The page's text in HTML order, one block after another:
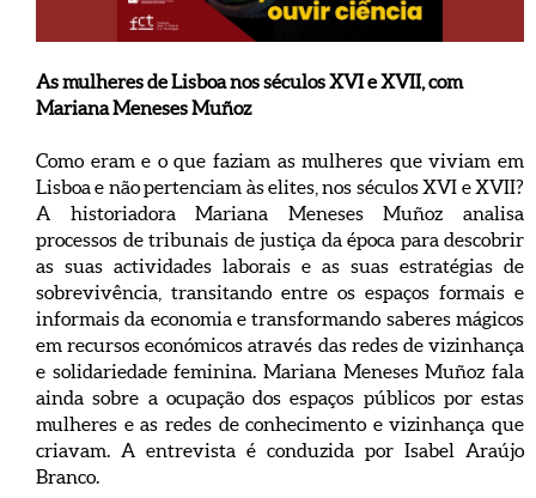
As mulheres de Lisboa nos séculos XVI e XVII, com
Mariana Meneses Muñoz
Como eram e o que faziam as mulheres que viviam em
Lisboa e não pertenciam às elites, nos séculos XVI e XVII?
A historiadora Mariana Meneses Muñoz analisa
processos de tribunais de justiça da época para descobrir
as suas actividades laborais e as suas estratégias de
sobrevivência, transitando entre os espaços formais e
informais da economia e transformando saberes mágicos
em recursos económicos através das redes de vizinhança
e solidariedade feminina. Mariana Meneses Muñoz fala
ainda sobre a ocupação dos espaços públicos por estas
mulheres e as redes de conhecimento e vizinhança que
criavam. A entrevista é conduzida por Isabel Araújo
Branco.